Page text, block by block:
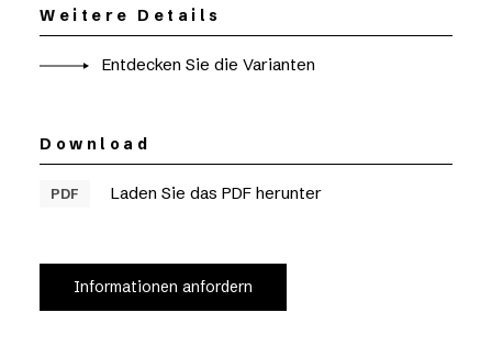
Weitere Details
Entdecken Sie die Varianten
Download
PDF Laden Sie das PDF herunter
Informationen anfordern